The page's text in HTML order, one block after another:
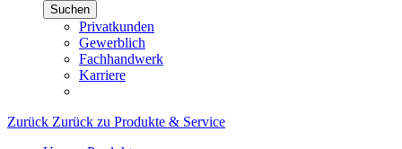
Suchen
Privatkunden
Gewerblich
Fachhandwerk
Karriere
Zurück Zurück zu Produkte & Service